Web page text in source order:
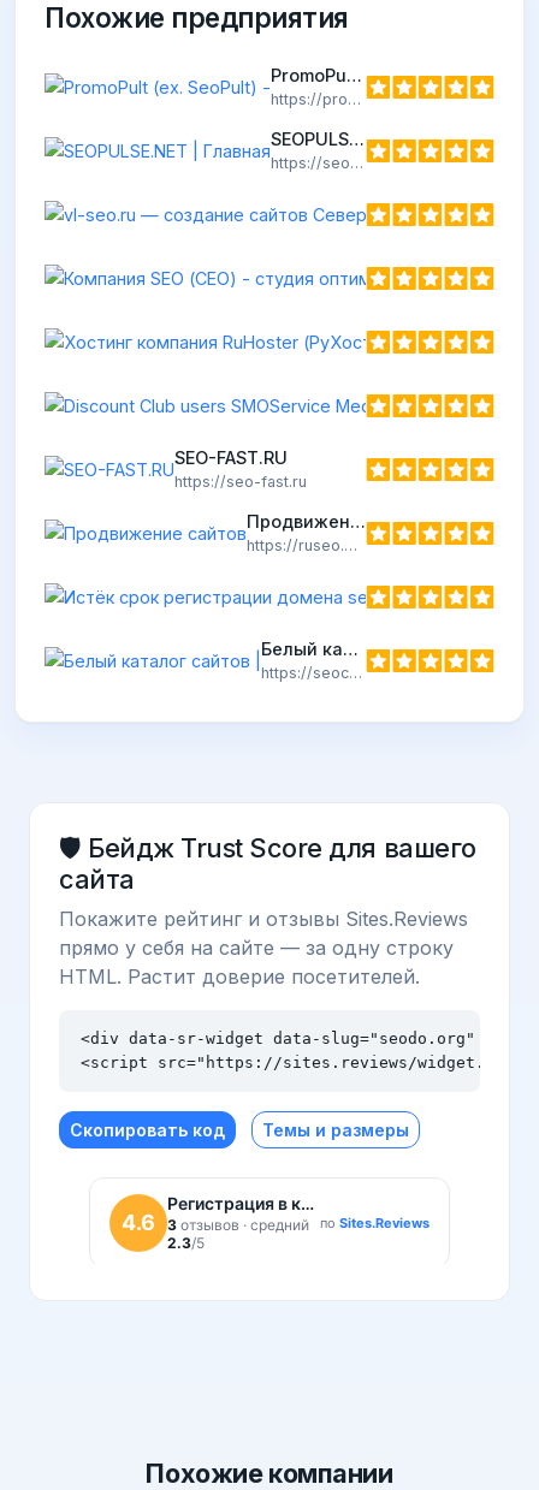
Похожие предприятия
PromoPult (ex. SeoPult) -
https://promopult.ru
SEOPULSE.NET | Главная
https://seopulse.net
Хостинг
https://seo-soft.ru
Discount Club
https://seo-cy.com
SEO-FAST.RU
https://seo-fast.ru
Продвижение сайтов
https://ruseo.org
Истёк срок
https://
Белый каталог сайтов |
https://seoca.ru
🛡️ Бейдж Trust Score для вашего
сайта
Покажите рейтинг и отзывы Sites.Reviews
прямо у себя на сайте — за одну строку
HTML. Растит доверие посетителей.
<div data-sr-widget data-slug="seodo.org" data-
<script src="https://sites.reviews/widget.js"
Скопировать код Темы и размеры
Похожиекомпании